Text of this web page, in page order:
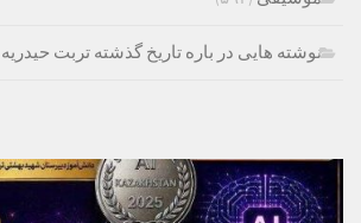
نوشته هایی در باره تاریخ گذشته تربت حیدریه